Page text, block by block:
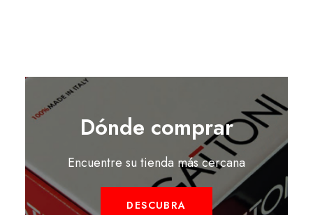
Dónde comprar
Encuentre su tienda más cercana
DESCUBRA